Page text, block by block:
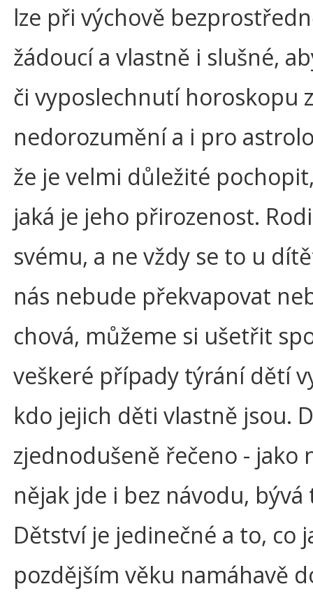
lze při výchově
žádoucí a vlastně i slušné,
či vyposlechnutí horoskopu
nedorozumění a i pro
že je velmi důležité
jaká je jeho přirozenost.
svému, a ne vždy se to u
nás nebude překvapovat
chová, můžeme si ušetřit
veškeré případy týrání dětí
kdo jejich děti vlastně jsou.
zjednodušeně řečeno - jako
nějak jde i bez návodu,
Dětství je jedinečné a to, co
pozdějším věku namáhavě